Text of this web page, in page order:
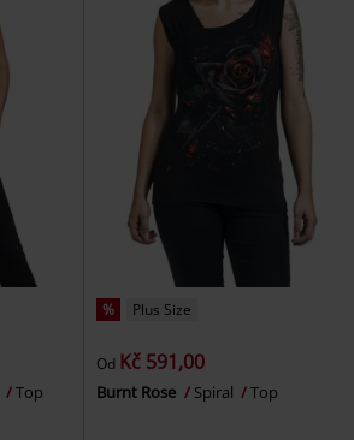
Top
% Plus Size
Od Kč 591,00
Burnt Rose Spiral Top